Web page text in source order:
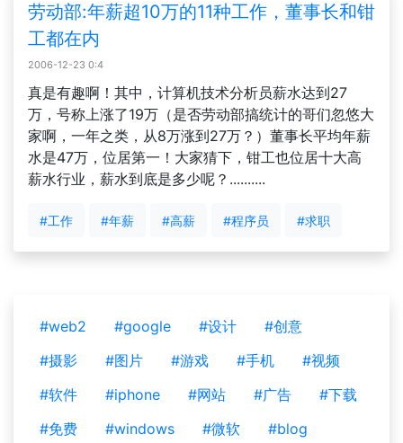
劳动部:年薪超10万的11种工作，董事长和钳
工都在内
2006-12-23 0:4
真是有趣啊！其中，计算机技术分析员薪水达到27
万，号称上涨了19万（是否劳动部搞统计的哥们忽悠大
家啊，一年之类，从8万涨到27万？）董事长平均年薪
水是47万，位居第一！大家猜下，钳工也位居十大高
薪水行业，薪水到底是多少呢？..........
#工作 #年薪 #高薪 #程序员 #求职
#web2 #google #设计
#创意
#摄影
#图片 #游戏 #手机
#视频
#软件
#iphone #网站 #广告
#下载
#免费
#windows #微软
#blog